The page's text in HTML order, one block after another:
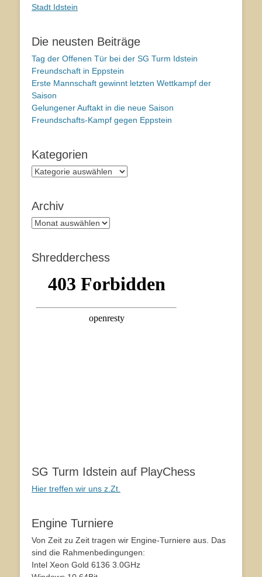
Stadt Idstein
Die neusten Beiträge
Tag der Offenen Tür bei der SG Turm Idstein
Freundschaft in Eppstein
Erste Mannschaft gewinnt letzten Wettkampf der
Saison
Gelungener Auftakt in die neue Saison
Freundschafts-Kampf gegen Eppstein
Kategorien
Kategorien
Archiv
Archiv
Shredderchess
SG Turm Idstein auf PlayChess
Hier treffen wir uns z.Zt.
Engine Turniere
Von Zeit zu Zeit tragen wir Engine-Turniere aus. Das
sind die Rahmenbedingungen:
Intel Xeon Gold 6136 3.0GHz